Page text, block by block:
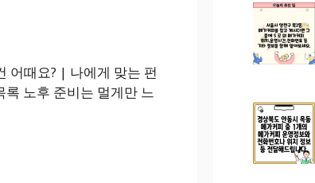
어때요? | 나에게 맞는 펀
노후 준비는 멀게만 느